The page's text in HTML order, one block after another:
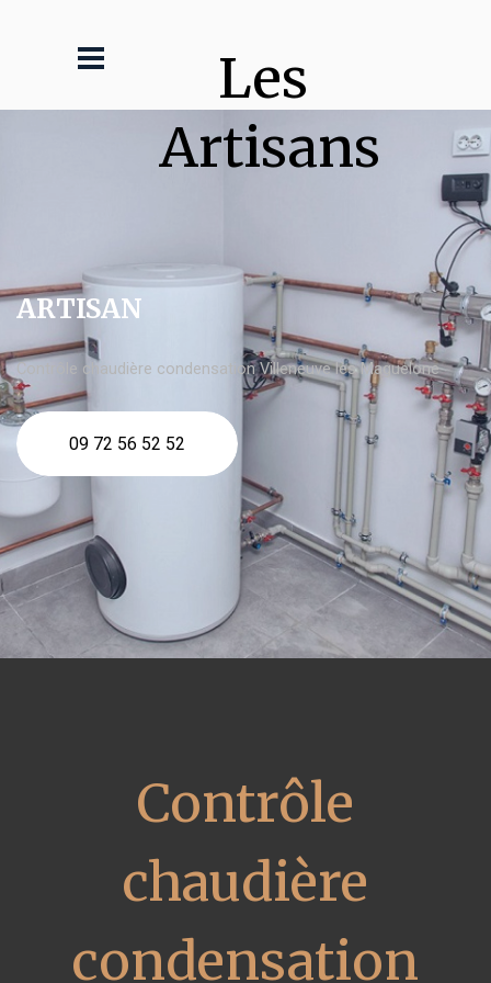
Les
Artisans
ARTISAN
Contrôle chaudière condensation Villeneuve lès Maguelone
09 72 56 52 52
Contrôle
chaudière
condensation